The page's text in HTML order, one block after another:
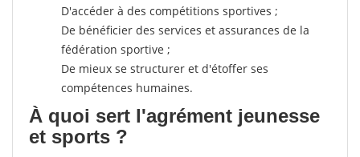
D'accéder à des compétitions sportives ;
De bénéficier des services et assurances de la
fédération sportive ;
De mieux se structurer et d'étoffer ses
compétences humaines.
À quoi sert l'agrément jeunesse
et sports ?